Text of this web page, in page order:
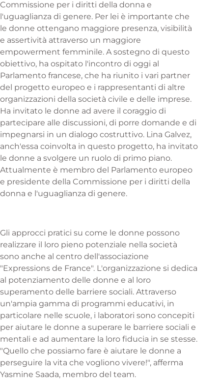
Commissione per i diritti della donna e
l'uguaglianza di genere. Per lei è importante che
le donne ottengano maggiore presenza, visibilità
e assertività attraverso un maggiore
empowerment femminile. A sostegno di questo
obiettivo, ha ospitato l'incontro di oggi al
Parlamento francese, che ha riunito i vari partner
del progetto europeo e i rappresentanti di altre
organizzazioni della società civile e delle imprese.
Ha invitato le donne ad avere il coraggio di
partecipare alle discussioni, di porre domande e di
impegnarsi in un dialogo costruttivo. Lina Galvez,
anch'essa coinvolta in questo progetto, ha invitato
le donne a svolgere un ruolo di primo piano.
Attualmente è membro del Parlamento europeo
e presidente della Commissione per i diritti della
donna e l'uguaglianza di genere.
Gli approcci pratici su come le donne possono
realizzare il loro pieno potenziale nella società
sono anche al centro dell'associazione
"Expressions de France". L'organizzazione si dedica
al potenziamento delle donne e al loro
superamento delle barriere sociali. Attraverso
un'ampia gamma di programmi educativi, in
particolare nelle scuole, i laboratori sono concepiti
per aiutare le donne a superare le barriere sociali e
mentali e ad aumentare la loro fiducia in se stesse.
"Quello che possiamo fare è aiutare le donne a
perseguire la vita che vogliono vivere!", afferma
Yasmine Saada, membro del team.